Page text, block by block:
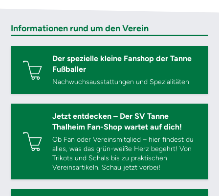
Informationen rund um den Verein
Der spezielle kleine Fanshop der Tanne
Fußballer
Nachwuchsausstattungen und Spezialitäten
Jetzt entdecken – Der SV Tanne
Thalheim Fan-Shop wartet auf dich!
Ob Fan oder Vereinsmitglied – hier findest du
alles, was das grün-weiße Herz begehrt! Von
Trikots und Schals bis zu praktischen
Vereinsartikeln. Schau jetzt vorbei!